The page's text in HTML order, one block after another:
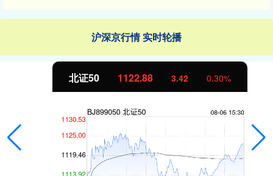
沪深京行情 实时轮播
北证50 1122.88 3.42 0.30%